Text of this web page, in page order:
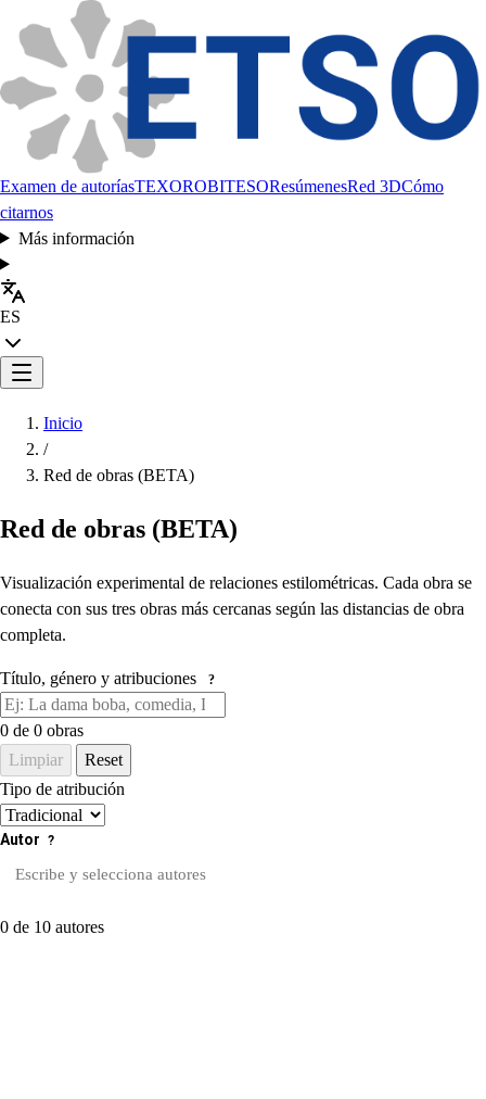
Examen de autoríasTEXOROBITESOResúmenesRed 3DCómo
citarnos
Más información
ES
Inicio
/
Red de obras (BETA)
Red de obras (BETA)
Visualización experimental de relaciones estilométricas. Cada obra se
conecta con sus tres obras más cercanas según las distancias de obra
completa.
Título, género y atribuciones ?
0 de 0 obras
Limpiar
Reset
Tipo de atribución
Autor ?
0 de 10 autores